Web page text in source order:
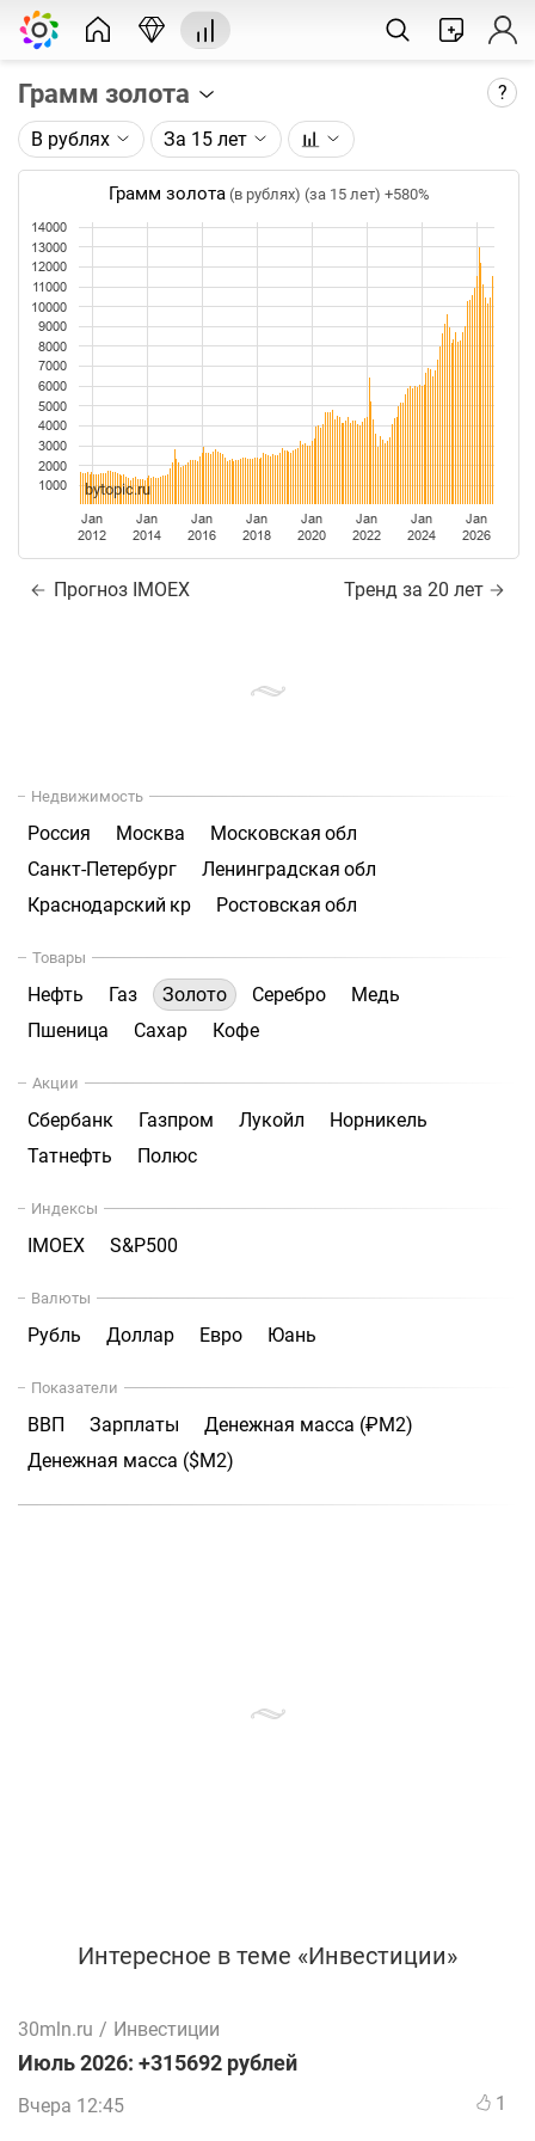
Грамм золота ?
Описание графика:
Цена фьючерса на золото, торгуемого на ICE.
Каждая точка на графике - цена закрытия дня,
недели или месяца. Оптимальный таймфрейм
(день, неделя, месяц) подбирается автоматически
при изменении глубины графика.
Данные добавляются ежедневно.
В рублях За 15 лет
Грамм золота (в рублях) (за 15 лет) +580%
Jan
2012
Jan
2014
Jan
2016
Jan
2018
Jan
2020
Jan
2022
Jan
2024
Jan
2026
1000
2000
3000
4000
5000
6000
7000
8000
9000
10000
11000
12000
13000
14000
bytopic.ru
Прогноз IMOEX Тренд за 20 лет
Недвижимость
Россия Москва
Московская обл
Санкт-Петербург
Ленинградская обл
Краснодарский кр
Ростовская обл
Товары
Нефть Газ Золото Серебро
Медь
Пшеница
Сахар Кофе
Акции
Сбербанк Газпром Лукойл
Норникель
Татнефть
Полюс
Индексы
IMOEX S&P500
Валюты
Рубль Доллар Евро Юань
Показатели
ВВП Зарплаты
Денежная масса (₽М2)
Денежная масса ($М2)
Интересное в теме «Инвестиции»
30mln.ru / Инвестиции
Июль 2026: +315692 рублей
Вчера 12:45 1